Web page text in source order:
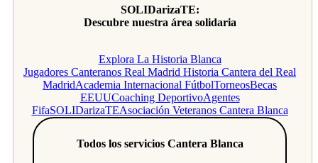
SOLIDarizaTE:
Descubre nuestra área solidaria
Explora La Historia Blanca
Jugadores Canteranos Real Madrid Historia Cantera del Real
MadridAcademia Internacional FútbolTorneosBecas
EEUUCoaching DeportivoAgentes
FifaSOLIDarizaTEAsociación Veteranos Cantera Blanca
Todos los servicios Cantera Blanca